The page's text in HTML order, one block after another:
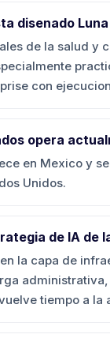
disenado
de la salud y
con
opera
en Mexico y
Unidos.
de IA de
la capa de
tiempo a la